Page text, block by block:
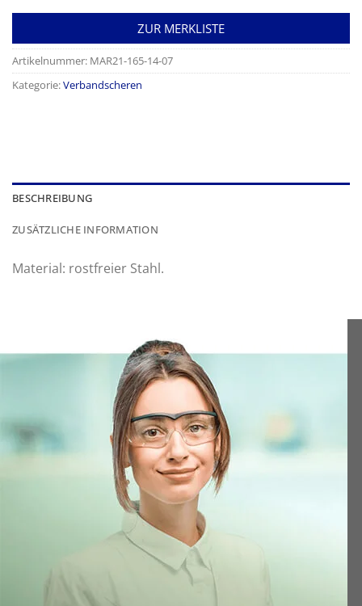
ZUR MERKLISTE
Artikelnummer: MAR21-165-14-07
Kategorie:Verbandscheren
BESCHREIBUNG
ZUSÄTZLICHE INFORMATION
Material: rostfreier Stahl.